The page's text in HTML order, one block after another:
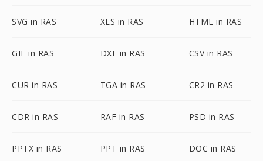
SVG in RAS XLS in RAS HTML in RAS
GIF in RAS DXF in RAS CSV in RAS
CUR in RAS TGA in RAS CR2 in RAS
CDR in RAS RAF in RAS PSD in RAS
PPTX in RAS PPT in RAS DOC in RAS